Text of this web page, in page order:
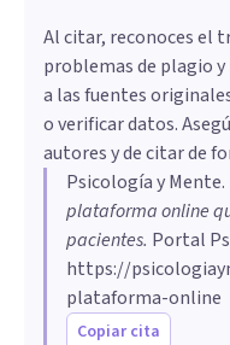
Al citar, reconoces el
problemas de plagio
a las fuentes
o verificar datos.
autores y de citar de
Psicología y Mente.
plataforma online
pacientes. Portal
https://
plataforma-online
Copiar cita